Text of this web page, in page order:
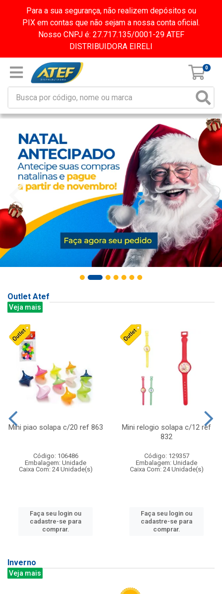
Para a sua segurança, não realizem depósitos ou
PIX em contas que não sejam a nossa conta oficial.
Nosso CNPJ é: 27.717.135/0001-29 ATEF
DISTRIBUIDORA EIRELI
0
Outlet Atef
Veja mais
Mini piao solapa c/20 ref 863
Código: 106486
Embalagem: Unidade
Caixa Com: 24 Unidade(s)
Faça seu login ou
cadastre-se para
comprar.
Mini relogio solapa c/12 ref
832
Código: 129357
Embalagem: Unidade
Caixa Com: 24 Unidade(s)
Faça seu login ou
cadastre-se para
comprar.
Inverno
Veja mais